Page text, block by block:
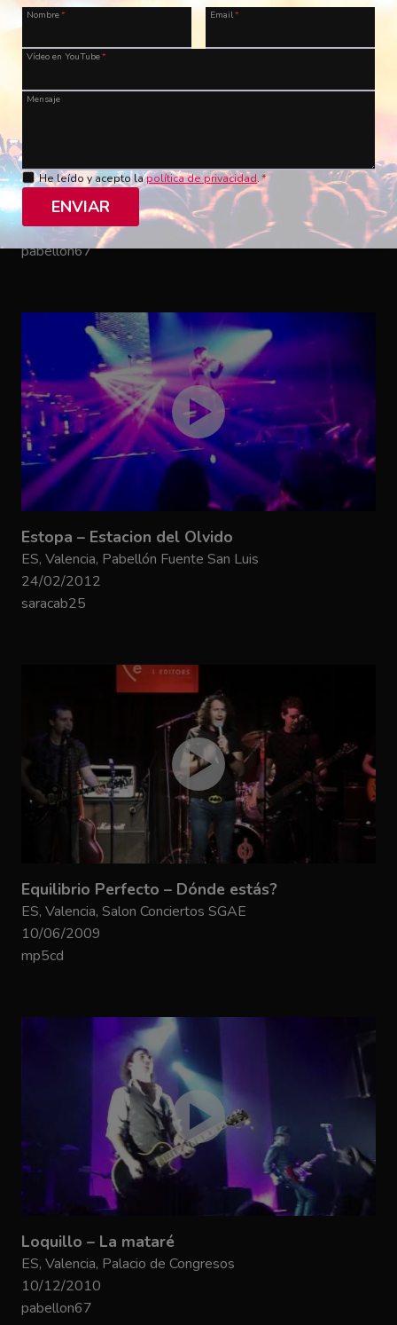
Siniestro Total – Bailaré sobre tu tumba
ES, Valencia, Sala Mirror
11/12/2010
pabellon67
Estopa – Estacion del Olvido
ES, Valencia, Pabellón Fuente San Luis
24/02/2012
saracab25
Equilibrio Perfecto – Dónde estás?
ES, Valencia, Salon Conciertos SGAE
10/06/2009
mp5cd
Loquillo – La mataré
ES, Valencia, Palacio de Congresos
10/12/2010
pabellon67
Nombre* Email*
Vídeo en YouTube*
Mensaje
He leído y acepto lapolítica de privacidad.*
ENVIAR